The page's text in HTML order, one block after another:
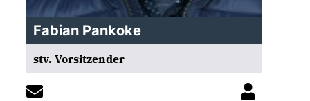
Fabian Pankoke
stv. Vorsitzender